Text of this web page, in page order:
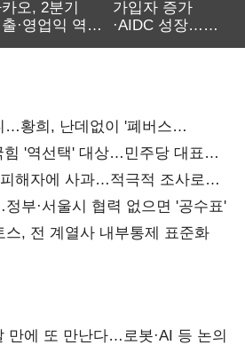
오, 2분기
·영업익 역대
가입자 증가
·AIDC 성장…
…황희, 난데없이 '폐버스
힘 '역선택' 대상…민주당 대표로
해자에 사과…적극적 조사로
부·서울시 협력 없으면 '공수표'
스, 전 계열사 내부통제 표준화
만에 또 만난다…로봇·AI 등 논의